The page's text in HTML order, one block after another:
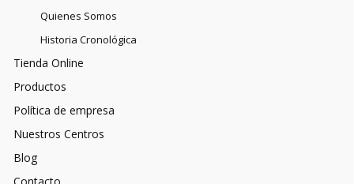
Quienes Somos
Historia Cronológica
Tienda Online
Productos
Política de empresa
Nuestros Centros
Blog
Contacto